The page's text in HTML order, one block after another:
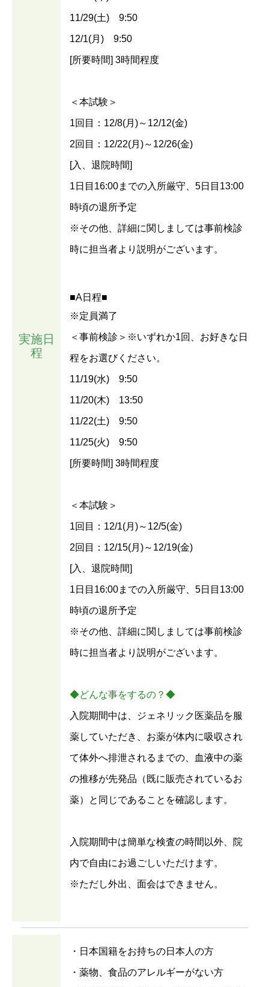
実施日
程
11/29(土) 9:50
12/1(月) 9:50
[所要時間] 3時間程度
＜本試験＞
1回目：12/8(月)～12/12(金)
2回目：12/22(月)～12/26(金)
[入、退院時間]
1日目16:00までの入所厳守、5日目13:00
時頃の退所予定
※その他、詳細に関しましては事前検診
時に担当者より説明がございます。
■A日程■
※定員満了
＜事前検診＞※いずれか1回、お好きな日
程をお選びください。
11/19(水) 9:50
11/20(木) 13:50
11/22(土) 9:50
11/25(火) 9:50
[所要時間] 3時間程度
＜本試験＞
1回目：12/1(月)～12/5(金)
2回目：12/15(月)～12/19(金)
[入、退院時間]
1日目16:00までの入所厳守、5日目13:00
時頃の退所予定
※その他、詳細に関しましては事前検診
時に担当者より説明がございます。
◆どんな事をするの？◆
入院期間中は、ジェネリック医薬品を服
薬していただき、お薬が体内に吸収され
て体外へ排泄されるまでの、血液中の薬
の推移が先発品（既に販売されているお
薬）と同じであることを確認します。
入院期間中は簡単な検査の時間以外、院
内で自由にお過ごしいただけます。
※ただし外出、面会はできません。
・日本国籍をお持ちの日本人の方
・薬物、食品のアレルギーがない方